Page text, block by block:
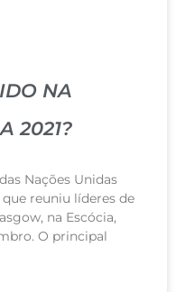
NA
2021?
Nações Unidas
reuniu líderes de
na Escócia,
O principal